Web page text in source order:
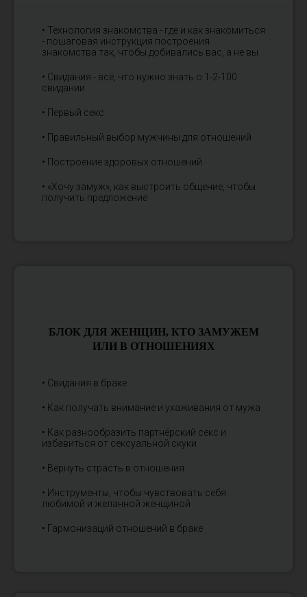
• Технология знакомства - где и как знакомиться
- пошаговая инструкция построения
знакомства так, чтобы добивались вас, а не вы
• Свидания - всё, что нужно знать о 1-2-100
свидании
• Первый секс
• Правильный выбор мужчины для отношений
• Построение здоровых отношений
• «Хочу замуж», как выстроить общение, чтобы
получить предложение
БЛОК ДЛЯ ЖЕНЩИН, КТО ЗАМУЖЕМ
ИЛИ В ОТНОШЕНИЯХ
• Свидания в браке
• Как получать внимание и ухаживания от мужа
• Как разнообразить партнёрский секс и
избавиться от сексуальной скуки
• Вернуть страсть в отношения
• Инструменты, чтобы чувствовать себя
любимой и желанной женщиной
• Гармонизаций отношений в браке